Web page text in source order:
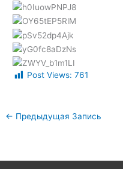
Post Views: 761
← Предыдущая Запись